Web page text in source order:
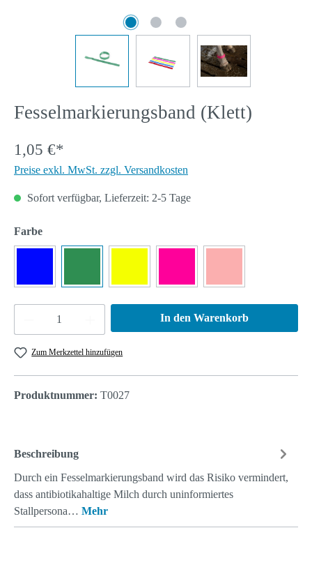
Fesselmarkierungsband (Klett)
1,05 €*
Preise exkl. MwSt. zzgl. Versandkosten
Sofort verfügbar, Lieferzeit: 2-5 Tage
Farbeauswählen
Produkt Anzahl: Gib den gewünschten Wert
In den Warenkorb
Zum Merkzettel hinzufügen
Produktnummer: T0027
Beschreibung
Durch ein Fesselmarkierungsband wird das Risiko vermindert,
dass antibiotikahaltige Milch durch uninformier­tes
Stallpersona… Mehr